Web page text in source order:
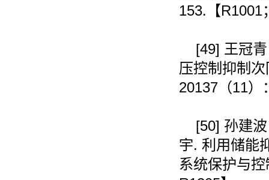
153. 【R1001
[49] 王冠
压控制抑制
20137 （11）
[50] 孙建
宇. 利用储能
系统保护与控